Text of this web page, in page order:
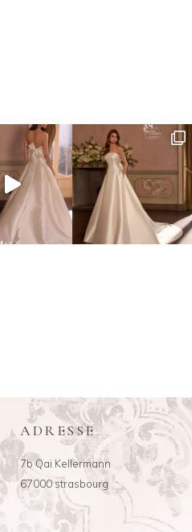
ADRESSE
7b Qai Kellermann
67000 strasbourg